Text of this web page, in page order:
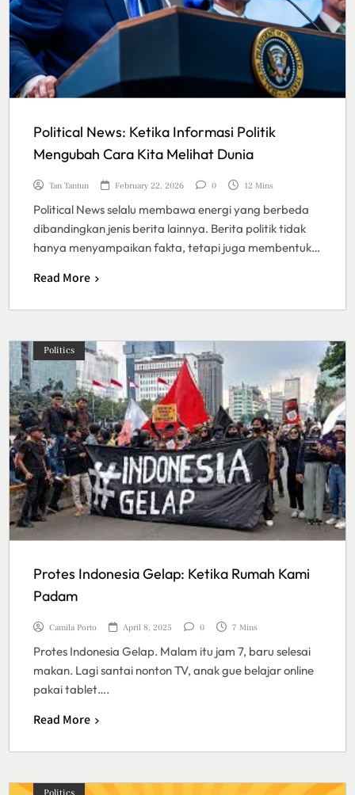
Political News: Ketika Informasi Politik
Mengubah Cara Kita Melihat Dunia
Tan Tantun February 22, 2026 0 12 Mins
Political News selalu membawa energi yang berbeda
dibandingkan jenis berita lainnya. Berita politik tidak
hanya menyampaikan fakta, tetapi juga membentuk…
Read More
Politics
Protes Indonesia Gelap: Ketika Rumah Kami
Padam
Camila Porto April 8, 2025 0 7 Mins
Protes Indonesia Gelap. Malam itu jam 7, baru selesai
makan. Lagi santai nonton TV, anak gue belajar online
pakai tablet….
Read More